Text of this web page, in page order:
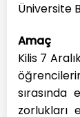
Üniversite
Amaç
Kilis 7
sırasında
zorlukları